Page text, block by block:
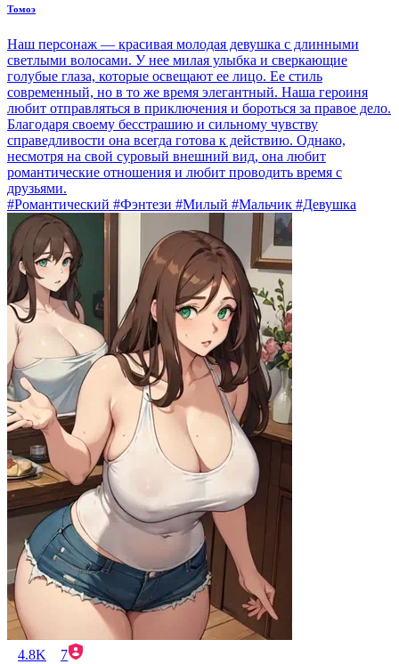
Томоэ
Наш персонаж — красивая молодая девушка с длинными
светлыми волосами. У нее милая улыбка и сверкающие
голубые глаза, которые освещают ее лицо. Ее стиль
современный, но в то же время элегантный. Наша героиня
любит отправляться в приключения и бороться за правое дело.
Благодаря своему бесстрашию и сильному чувству
справедливости она всегда готова к действию. Однако,
несмотря на свой суровый внешний вид, она любит
романтические отношения и любит проводить время с
друзьями.
#Романтический #Фэнтези #Милый #Мальчик #Девушка
4.8K 7